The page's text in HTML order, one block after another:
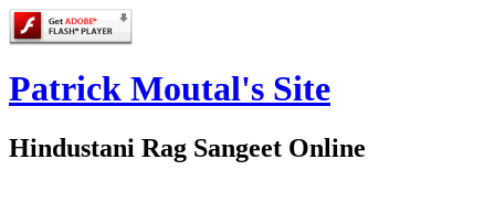
Patrick Moutal's Site
Hindustani Rag Sangeet Online